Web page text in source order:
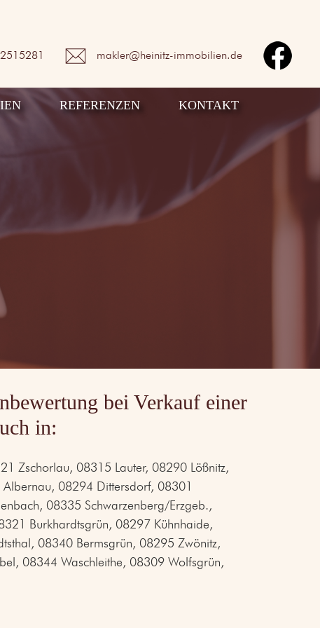
makler@heinitz-immobilien.de
REFERENZEN KONTAKT
bei Verkauf einer
in:
Zschorlau, 08315 Lauter, 08290 Lößnitz,
08294 Dittersdorf, 08301
08335 Schwarzenberg/Erzgeb.,
Burkhardtsgrün, 08297 Kühnhaide,
08340 Bermsgrün, 08295 Zwönitz,
08344 Waschleithe, 08309 Wolfsgrün,